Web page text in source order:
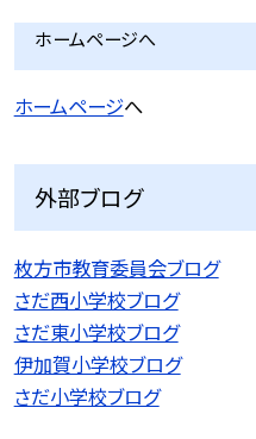
ホームページへ
ホームページへ
外部ブログ
枚方市教育委員会ブログ
さだ西小学校ブログ
さだ東小学校ブログ
伊加賀小学校ブログ
さだ小学校ブログ